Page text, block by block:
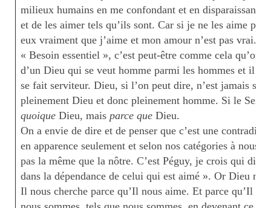
milieux humains en me confondant et en disparaissant
et de les aimer tels qu’ils sont. Car si je ne les aime pas
eux vraiment que j’aime et mon amour n’est pas vrai. »
« Besoin essentiel », c’est peut-être comme cela qu’on
d’un Dieu qui se veut homme parmi les hommes et il
se fait serviteur. Dieu, si l’on peut dire, n’est jamais si
pleinement Dieu et donc pleinement homme. Si le
quoique Dieu, mais parce que Dieu.
On a envie de dire et de penser que c’est une
en apparence seulement et selon nos catégories à nous,
pas la même que la nôtre. C’est Péguy, je crois qui
dans la dépendance de celui qui est aimé ». Or Dieu
Il nous cherche parce qu’Il nous aime. Et parce qu’Il